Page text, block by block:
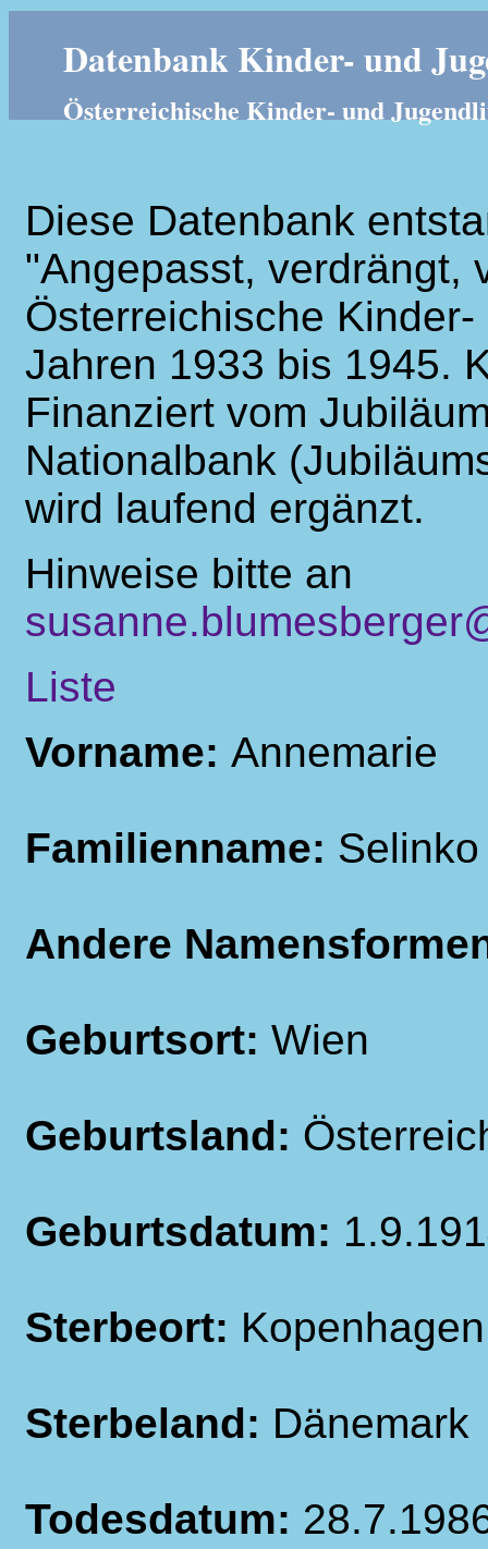
Datenbank Kinder- und
Österreichische Kinder- und
Diese Datenbank
"Angepasst, verdrängt,
Österreichische
Jahren 1933 bis 1945.
Finanziert vom
Nationalbank
wird laufend ergänzt.
Hinweise bitte an
Liste
Vorname: Annemarie
Familienname: Selinko
Andere
Geburtsort: Wien
Geburtsland:
Geburtsdatum:
Sterbeort: Kopenhagen
Sterbeland: Dänemark
Todesdatum: